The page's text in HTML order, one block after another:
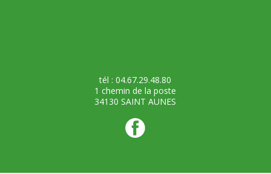
tél : 04.67.29.48.80
1 chemin de la poste
34130 SAINT AUNES